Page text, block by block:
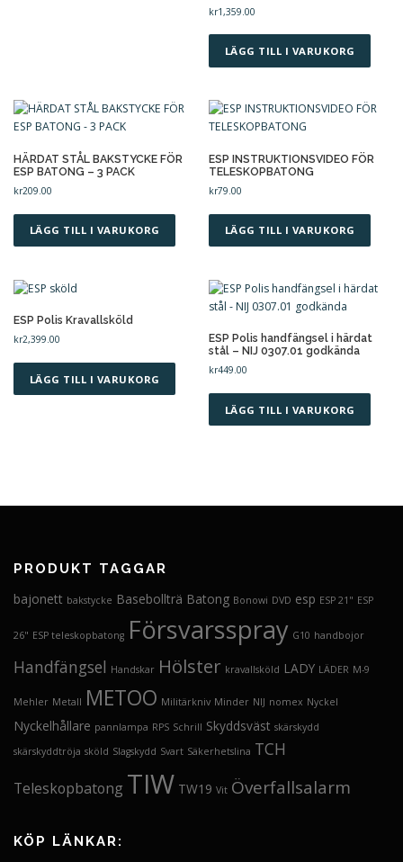
kr1,359.00
LÄGG TILL I VARUKORG
HÄRDAT STÅL BAKSTYCKE FÖR
ESP BATONG – 3 PACK
kr209.00
LÄGG TILL I VARUKORG
ESP INSTRUKTIONSVIDEO FÖR
TELESKOPBATONG
kr79.00
LÄGG TILL I VARUKORG
ESP Polis Kravallsköld
kr2,399.00
LÄGG TILL I VARUKORG
ESP Polis handfängsel i härdat
stål – NIJ 0307.01 godkända
kr449.00
LÄGG TILL I VARUKORG
PRODUKT TAGGAR
bajonett bakstycke Basebollträ Batong Bonowi DVD esp ESP 21" ESP
26" ESP teleskopbatong Försvarsspray G10 handbojor
Handfängsel Handskar Hölster kravallsköld LADY LÄDER M-9
Mehler Metall METOO Militärkniv Minder NIJ nomex Nyckel
Nyckelhållare pannlampa RPS Schrill Skyddsväst skärskydd
skärskyddtröja sköld Slagskydd Svart Säkerhetslina TCH
Teleskopbatong TIW TW19 Vit Överfallsalarm
KÖP LÄNKAR: